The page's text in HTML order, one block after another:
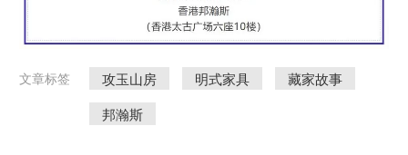
文章标签 攻玉山房 明式家具
藏家故事
邦瀚斯